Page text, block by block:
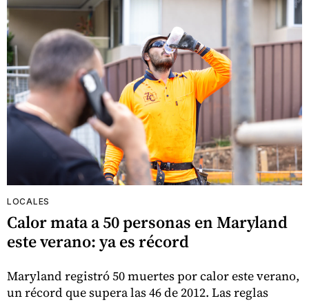
LOCALES
Calor mata a 50 personas en Maryland
este verano: ya es récord
Maryland registró 50 muertes por calor este verano,
un récord que supera las 46 de 2012. Las reglas